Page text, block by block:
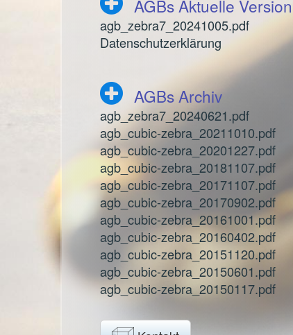
AGBs Aktuelle Version
agb_zebra7_20241005.pdf
Datenschutzerklärung
AGBs Archiv
agb_zebra7_20240621.pdf
agb_cubic-zebra_20211010.pdf
agb_cubic-zebra_20201227.pdf
agb_cubic-zebra_20181107.pdf
agb_cubic-zebra_20171107.pdf
agb_cubic-zebra_20170902.pdf
agb_cubic-zebra_20161001.pdf
agb_cubic-zebra_20160402.pdf
agb_cubic-zebra_20151120.pdf
agb_cubic-zebra_20150601.pdf
agb_cubic-zebra_20150117.pdf